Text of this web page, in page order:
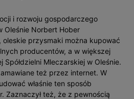
i rozwoju gospodarczego
Oleśnie Norbert Hober
oleskie przysmaki można kupować
producentów, a w większej
Spółdzielni Mleczarskiej w Oleśnie.
też przez internet. W
właśnie ten sposób
Zaznaczył też, że z pewnością